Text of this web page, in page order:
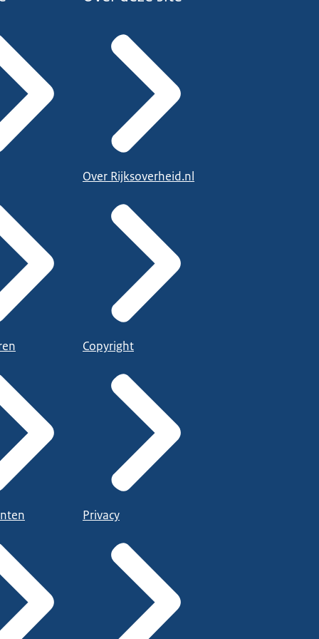
Over Rijksoverheid.nl
Copyright
Privacy